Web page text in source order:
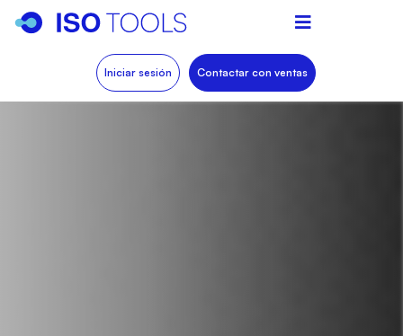
Iniciar sesión Contactar con ventas